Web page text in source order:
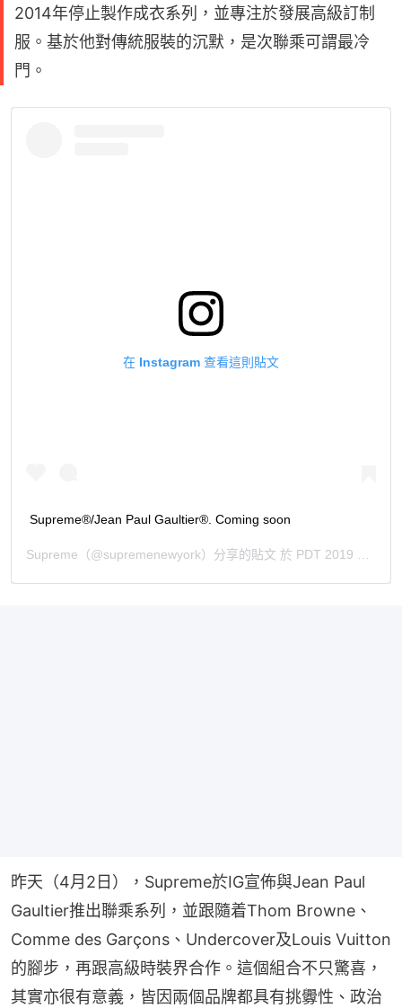
2014年停止製作成衣系列，並專注於發展高級訂制
服。基於他對傳統服裝的沉默，是次聯乘可謂最冷
門。
在 Instagram 查看這則貼文
Supreme®/Jean Paul Gaultier®. Coming soon
Supreme （@supremenewyork）分享的貼文 於 PDT 2019 年 4月 月 1 日 下午 8:17
昨天（4月2日），Supreme於IG宣佈與Jean Paul
Gaultier推出聯乘系列，並跟隨着Thom Browne、
Comme des Garçons、Undercover及Louis Vuitton
的腳步，再跟高級時裝界合作。這個組合不只驚喜，
其實亦很有意義，皆因兩個品牌都具有挑釁性、政治